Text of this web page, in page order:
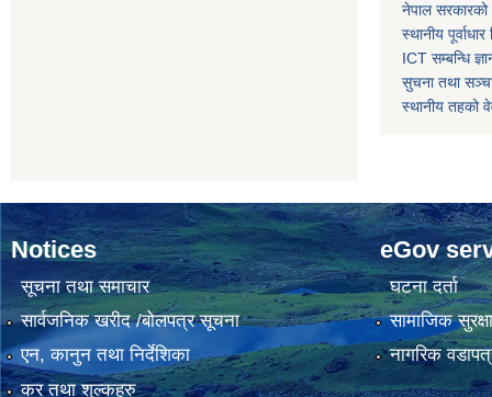
नेपाल सरकारको
स्थानीय
ICT सम्बन्धि
सुचना तथा
स्थानीय तहको
Notices
सूचना तथा समाचार
सार्वजनिक खरीद /बोलपत्र सूचना
एन, कानुन तथा निर्देशिका
कर तथा शुल्कहरु
eGov
घटना दर्ता
सामाजिक सुरक्षा
नागरिक